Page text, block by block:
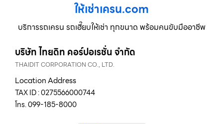
ให้เช่าเครน.com
บริการรถเครน รถเฮี๊ยบให้เช่า ทุกขนาด พร้อมคนขับมืออาชีพ
บริษัท ไทยดิท คอร์ปอเรชั่น จำกัด
THAIDIT CORPORATION CO., LTD.
Location Address
TAX ID : 0275566000744
โทร. 099-185-8000